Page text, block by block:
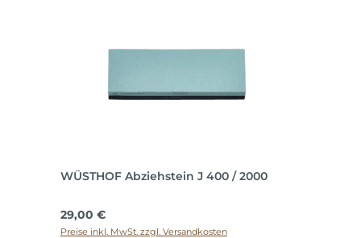
WÜSTHOF Abziehstein J 400 / 2000
Regulärer Preis:
29,00 €
Preise inkl. MwSt. zzgl. Versandkosten